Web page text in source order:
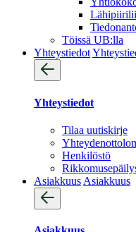
Töissä UB:lla
Yhteystiedot
Yhteystiedot
Tilaa uutiskirje
Henkilöstö
Asiakkuus Asiakkuus